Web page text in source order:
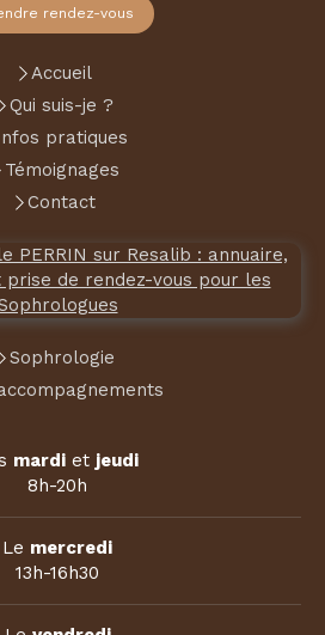
rendez-vous
Accueil
Qui suis-je ?
pratiques
Témoignages
Contact
Sophrologie
mardi et jeudi
8h-20h
Le mercredi
13h-16h30